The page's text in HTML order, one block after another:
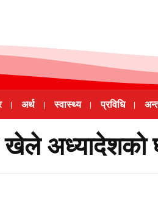
अर्थ स्वास्थ्य प्रविधि
खेले